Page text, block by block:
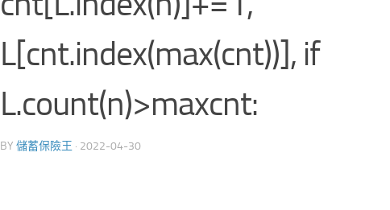
L[cnt.index(max(cnt))], if
L.count(n)>maxcnt:
BY 儲蓄保險王 · 2022-04-30